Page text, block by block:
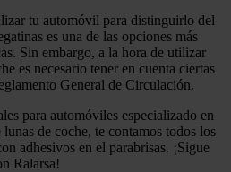
tu automóvil para distinguirlo del
es una de las opciones más
Sin embargo, a la hora de utilizar
es necesario tener en cuenta ciertas
General de Circulación.
para automóviles especializado en
de coche, te contamos todos los
adhesivos en el parabrisas. ¡Sigue
Ralarsa!